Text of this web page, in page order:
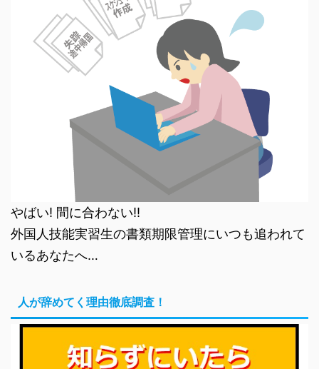
やばい! 間に合わない!!
外国人技能実習生の書類期限管理にいつも追われて
いるあなたへ…
人が辞めてく理由徹底調査！